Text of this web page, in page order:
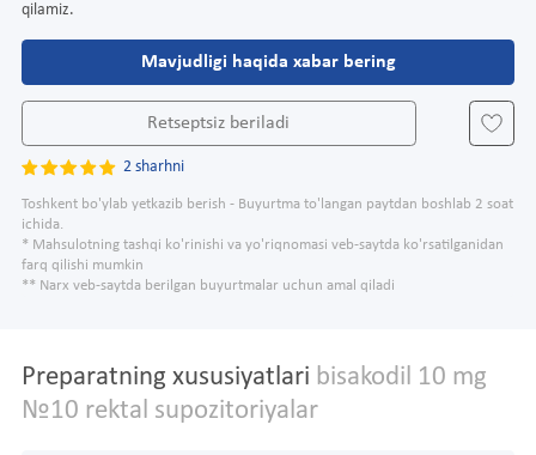
qilamiz.
Mavjudligi haqida xabar bering
Retseptsiz beriladi
2 sharhni
Toshkent bo'ylab yetkazib berish - Buyurtma to'langan paytdan boshlab 2 soat
ichida.
* Mahsulotning tashqi ko'rinishi va yo'riqnomasi veb-saytda ko'rsatilganidan
farq qilishi mumkin
** Narx veb-saytda berilgan buyurtmalar uchun amal qiladi
Preparatning xususiyatlari bisakodil 10 mg
№10 rektal supozitoriyalar